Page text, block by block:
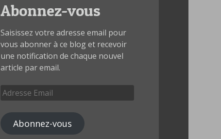
Abonnez-vous
Saisissez votre adresse email pour
vous abonner à ce blog et recevoir
une notification de chaque nouvel
article par email.
Adresse
Email
Abonnez-vous